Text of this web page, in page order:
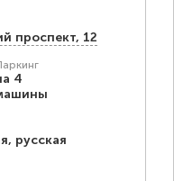
проспект, 12
4
русская